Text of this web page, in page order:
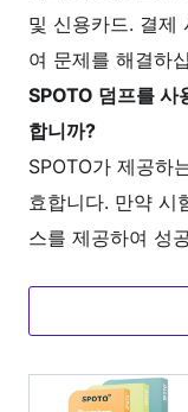
및 신용카드. 결제
여 문제를 해결하
SPOTO 덤프를 사
합니까?
SPOTO가 제공하
효합니다. 만약 시
스를 제공하여 성
SPOTO의 연습
제와 형식을 사전